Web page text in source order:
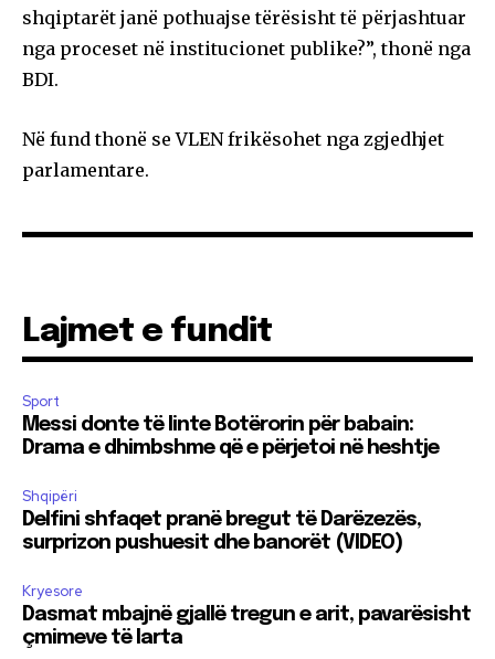
shqiptarët janë pothuajse tërësisht të përjashtuar
nga proceset në institucionet publike?”, thonë nga
BDI.
Në fund thonë se VLEN frikësohet nga zgjedhjet
parlamentare.
Lajmet e fundit
Sport
Messi donte të linte Botërorin për babain:
Drama e dhimbshme që e përjetoi në heshtje
Shqipëri
Delfini shfaqet pranë bregut të Darëzezës,
surprizon pushuesit dhe banorët (VIDEO)
Kryesore
Dasmat mbajnë gjallë tregun e arit, pavarësisht
çmimeve të larta